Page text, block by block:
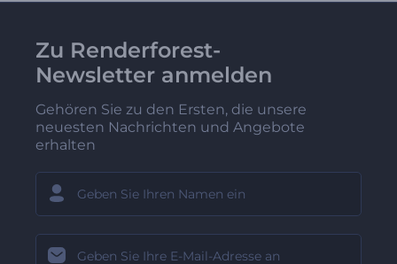
Zu Renderforest-
Newsletter anmelden
Gehören Sie zu den Ersten, die unsere
neuesten Nachrichten und Angebote
erhalten